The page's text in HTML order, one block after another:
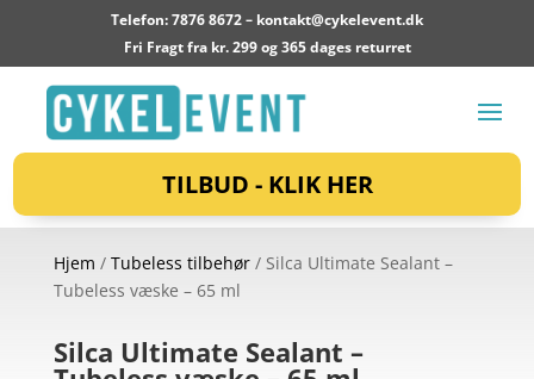
Telefon: 7876 8672 – kontakt@cykelevent.dk
Fri Fragt fra kr. 299 og 365 dages returret
TILBUD - KLIK HER
Hjem / Tubeless tilbehør/ Silca Ultimate Sealant –
Tubeless væske – 65 ml
Silca Ultimate Sealant –